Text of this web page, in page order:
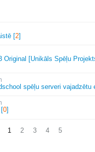
[2]
Original [Unikāls Spēļu
spēļu serveri vajadzētu
[0]
1 2 3 4 5